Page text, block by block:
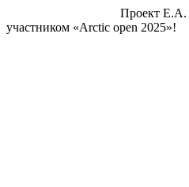
Проект Е.А.
участником «Arctic open 2025»!